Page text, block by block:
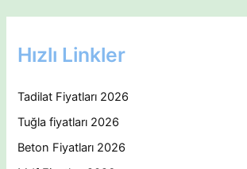
Hızlı Linkler
Tadilat Fiyatları 2026
Tuğla fiyatları 2026
Beton Fiyatları 2026